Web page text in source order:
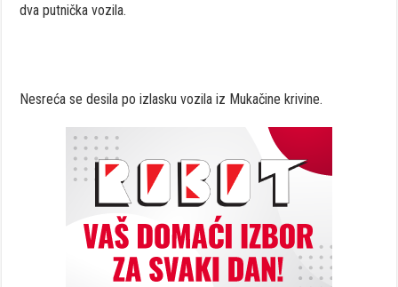
dva putnička vozila.
Nesreća se desila po izlasku vozila iz Mukačine krivine.